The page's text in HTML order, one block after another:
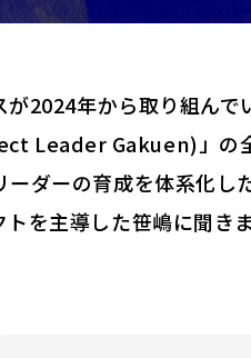
が2024年から取り組ん
Leader Gakuen)」の
ーダーの育成を体系化し
を主導した笹嶋に聞きま